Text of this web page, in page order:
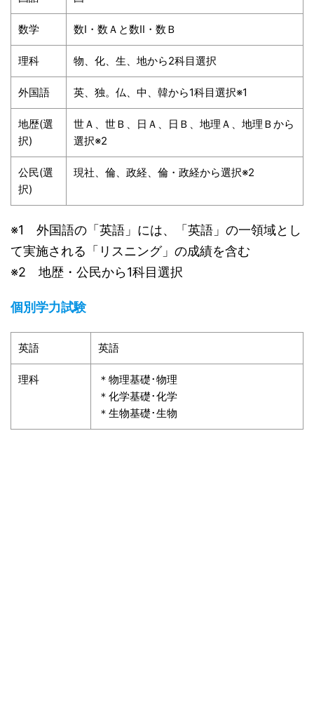
数学 数Ⅰ・数Ａと数Ⅱ・数Ｂ
理科 物、化、生、地から2科目選択
外国語 英、独。仏、中、韓から1科目選択※1
地歴(選
択)
世Ａ、世Ｂ、日Ａ、日Ｂ、地理Ａ、地理Ｂから
選択※2
公民(選
択)
現社、倫、政経、倫・政経から選択※2
※1 外国語の「英語」には、「英語」の一領域とし
て実施される「リスニング」の成績を含む
※2 地歴・公民から1科目選択
個別学力試験
英語 英語
理科
＊物理基礎･物理
＊化学基礎･化学
＊生物基礎･生物